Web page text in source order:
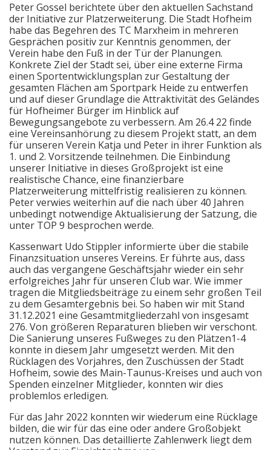
Peter Gossel berichtete über den aktuellen Sachstand
der Initiative zur Platzerweiterung. Die Stadt Hofheim
habe das Begehren des TC Marxheim in mehreren
Gesprächen positiv zur Kenntnis genommen, der
Verein habe den Fuß in der Tür der Planungen.
Konkrete Ziel der Stadt sei, über eine externe Firma
einen Sportentwicklungsplan zur Gestaltung der
gesamten Flächen am Sportpark Heide zu entwerfen
und auf dieser Grundlage die Attraktivität des Geländes
für Hofheimer Bürger im Hinblick auf
Bewegungsangebote zu verbessern. Am 26.4 22 finde
eine Vereinsanhörung zu diesem Projekt statt, an dem
für unseren Verein Katja und Peter in ihrer Funktion als
1. und 2. Vorsitzende teilnehmen. Die Einbindung
unserer Initiative in dieses Großprojekt ist eine
realistische Chance, eine finanzierbare
Platzerweiterung mittelfristig realisieren zu können.
Peter verwies weiterhin auf die nach über 40 Jahren
unbedingt notwendige Aktualisierung der Satzung, die
unter TOP 9 besprochen werde.
Kassenwart Udo Stippler informierte über die stabile
Finanzsituation unseres Vereins. Er führte aus, dass
auch das vergangene Geschäftsjahr wieder ein sehr
erfolgreiches Jahr für unseren Club war. Wie immer
tragen die Mitgliedsbeiträge zu einem sehr großen Teil
zu dem Gesamtergebnis bei. So haben wir mit Stand
31.12.2021 eine Gesamtmitgliederzahl von insgesamt
276. Von größeren Reparaturen blieben wir verschont.
Die Sanierung unseres Fußweges zu den Plätzen1-4
konnte in diesem Jahr umgesetzt werden. Mit den
Rücklagen des Vorjahres, den Zuschüssen der Stadt
Hofheim, sowie des Main-Taunus-Kreises und auch von
Spenden einzelner Mitglieder, konnten wir dies
problemlos erledigen.
Für das Jahr 2022 konnten wir wiederum eine Rücklage
bilden, die wir für das eine oder andere Großobjekt
nutzen können. Das detaillierte Zahlenwerk liegt dem